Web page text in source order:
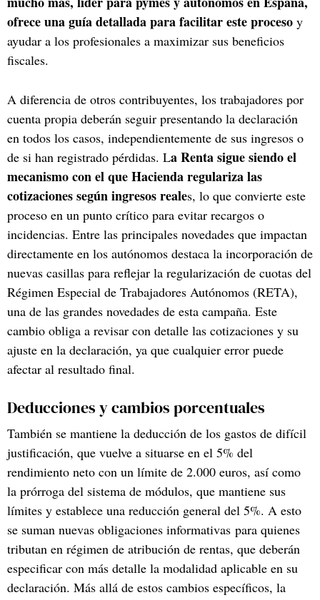
ofrece una guía detallada para facilitar este proceso y
ayudar a los profesionales a maximizar sus beneficios
fiscales.
A diferencia de otros contribuyentes, los trabajadores por
cuenta propia deberán seguir presentando la declaración
en todos los casos, independientemente de sus ingresos o
de si han registrado pérdidas. La Renta sigue siendo el
mecanismo con el que Hacienda regulariza las
cotizaciones según ingresos reales, lo que convierte este
proceso en un punto crítico para evitar recargos o
incidencias. Entre las principales novedades que impactan
directamente en los autónomos destaca la incorporación de
nuevas casillas para reflejar la regularización de cuotas del
Régimen Especial de Trabajadores Autónomos (RETA),
una de las grandes novedades de esta campaña. Este
cambio obliga a revisar con detalle las cotizaciones y su
ajuste en la declaración, ya que cualquier error puede
afectar al resultado final.
Deducciones y cambios porcentuales
También se mantiene la deducción de los gastos de difícil
justificación, que vuelve a situarse en el 5% del
rendimiento neto con un límite de 2.000 euros, así como
la prórroga del sistema de módulos, que mantiene sus
límites y establece una reducción general del 5%. A esto
se suman nuevas obligaciones informativas para quienes
tributan en régimen de atribución de rentas, que deberán
especificar con más detalle la modalidad aplicable en su
declaración. Más allá de estos cambios específicos, la